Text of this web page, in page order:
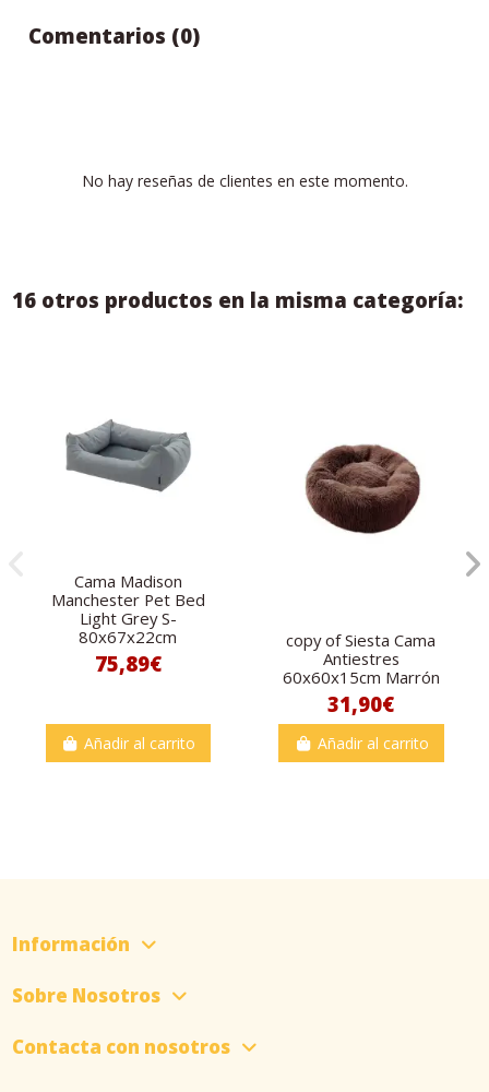
Comentarios (0)
No hay reseñas de clientes en este momento.
16 otros productos en la misma categoría:
Cama Madison
Manchester Pet Bed
Light Grey S-
80x67x22cm
75,89€
Añadir al carrito
copy of Siesta Cama
Antiestres
60x60x15cm Marrón
31,90€
Añadir al carrito
Información
Sobre Nosotros
Contacta con nosotros